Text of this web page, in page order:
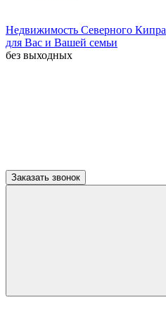
Недвижимость Северного Кипра
для Вас и Вашей семьи
без выходных
Заказать звонок